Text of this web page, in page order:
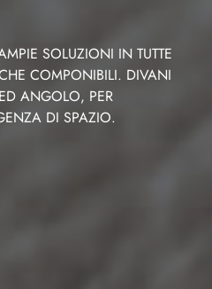
SOLUZIONI IN TUTTE
COMPONIBILI. DIVANI
ANGOLO, PER
DI SPAZIO.